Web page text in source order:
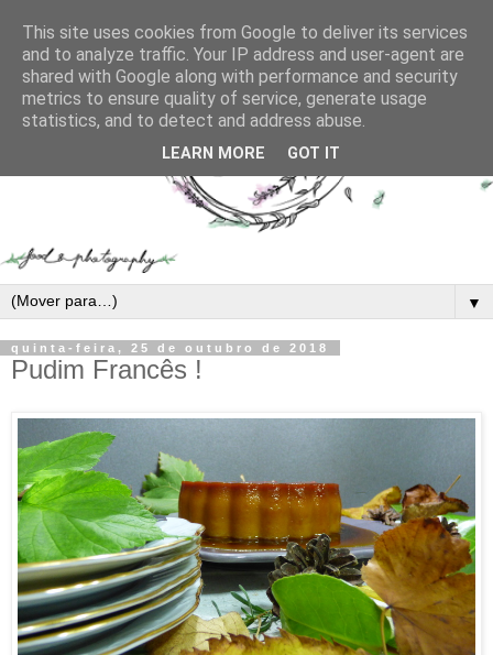
▼
quinta-feira, 25 de outubro de 2018
Pudim Francês !
This site uses cookies from Google to deliver its services
and to analyze traffic. Your IP address and user-agent are
shared with Google along with performance and security
metrics to ensure quality of service, generate usage
statistics, and to detect and address abuse.
LEARN MORE GOT IT